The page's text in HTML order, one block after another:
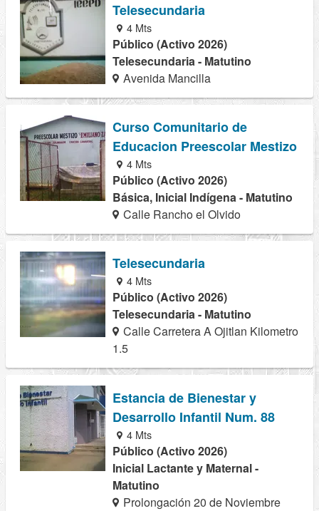
Telesecundaria
4 Mts
Público (Activo 2026)
Telesecundaria - Matutino
Avenida Mancilla
Curso Comunitario de
Educacion Preescolar Mestizo
4 Mts
Público (Activo 2026)
Básica, Inicial Indígena - Matutino
Calle Rancho el Olvido
Telesecundaria
4 Mts
Público (Activo 2026)
Telesecundaria - Matutino
Calle Carretera A Ojitlan Kilometro
1.5
Estancia de Bienestar y
Desarrollo Infantil Num. 88
4 Mts
Público (Activo 2026)
Inicial Lactante y Maternal -
Matutino
Prolongación 20 de Noviembre